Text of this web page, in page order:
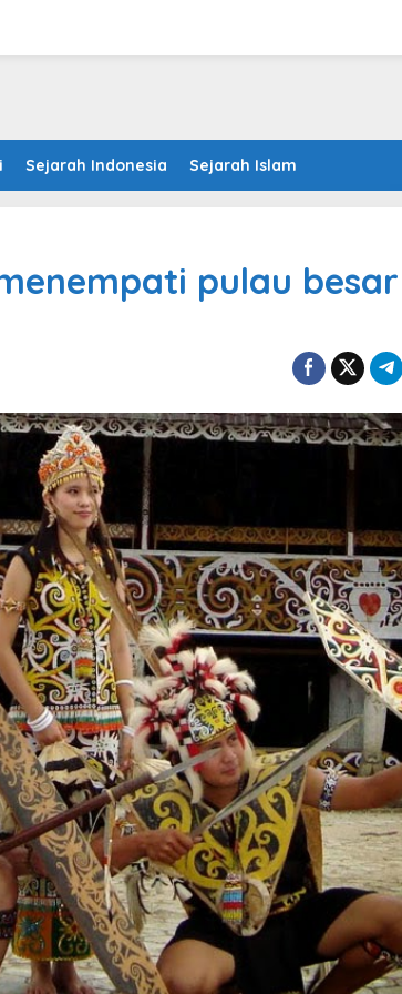
Sejarah Indonesia Sejarah Islam
pulau